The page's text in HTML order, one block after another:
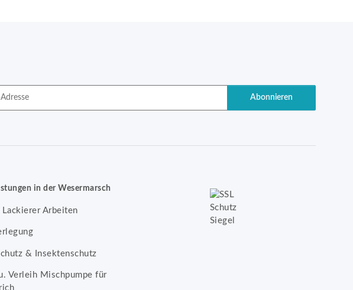
Abonnieren
in der Wesermarsch
Lackierer Arbeiten
& Insektenschutz
Verleih Mischpumpe für